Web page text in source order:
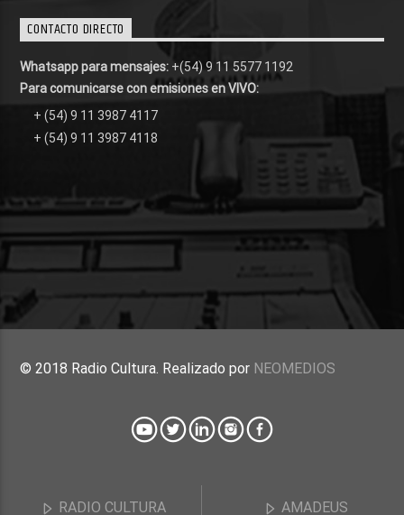
RADIO CULTURA AMADEUS
CONTACTO DIRECTO
Whatsapp para mensajes: +(54) 9 11 5577 1192
Para comunicarse con emisiones en VIVO:
+ (54) 9 11 3987 4117
+ (54) 9 11 3987 4118
© 2018 Radio Cultura. Realizado por NEOMEDIOS